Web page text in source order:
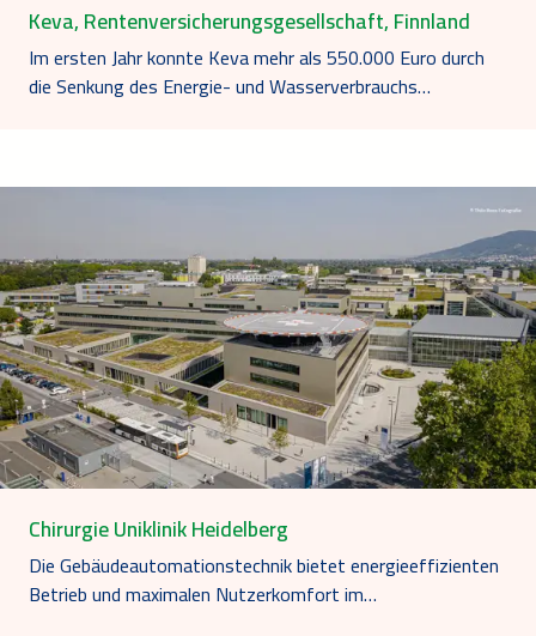
Keva, Rentenversicherungsgesellschaft, Finnland
Im ersten Jahr konnte Keva mehr als 550.000 Euro durch
die Senkung des Energie- und Wasserverbrauchs…
Chirurgie Uniklinik Heidelberg
Die Gebäudeautomationstechnik bietet energieeffizienten
Betrieb und maximalen Nutzerkomfort im…